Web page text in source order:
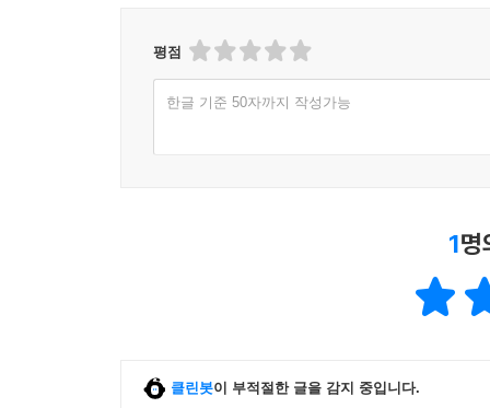
평점
한글 기준 50자까지 작성가능
1명
클린봇이 부적절한 글을 감지 중입니다.